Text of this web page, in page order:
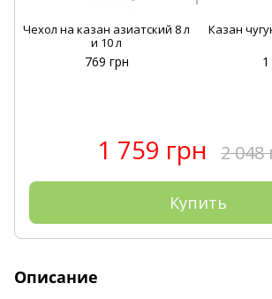
Чехол на казан азиатский 8 л
и 10 л
769 грн
Казан
1 759 грн 2 048
Купить
Описание